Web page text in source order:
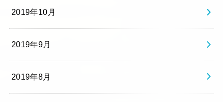
2019年10月
2019年9月
2019年8月